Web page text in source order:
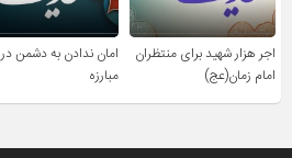
اجر هزار شهید برای منتظران
امام زمان(عج)
امان ندادن به دشمن در
مبارزه